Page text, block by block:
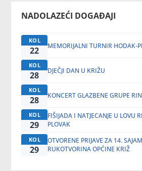
NADOLAZEĆI DOGAĐAJI
KOL
22 MEMORIJALNI TURNIR HODAK-
KOL
28 DJEČJI DAN U KRIŽU
KOL
28 KONCERT GLAZBENE GRUPE
KOL
29
FIŠIJADA I NATJECANJE U LOVU
PLOVAK
KOL
29
OTVORENE PRIJAVE ZA 14.
RUKOTVORINA OPĆINE KRIŽ